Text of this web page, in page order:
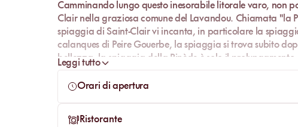
Camminando lungo questo inesorabile litorale varo, non
Clairnella graziosa comune del Lavandou. Chiamata "la
spiaggia di Saint-Clair vi incanta, in particolare la
calanques di Peire Gouerbe, la spiaggia si trova subito
bellezza, la spiaggia della Pinède è solo il
Venite a scoprire da soli tutti i piccoli tesori che ha in serbo
Leggi tutto
Orari di apertura
Ristorante